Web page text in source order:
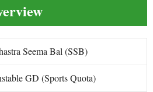
Seema Bal (SSB)
GD (Sports Quota)